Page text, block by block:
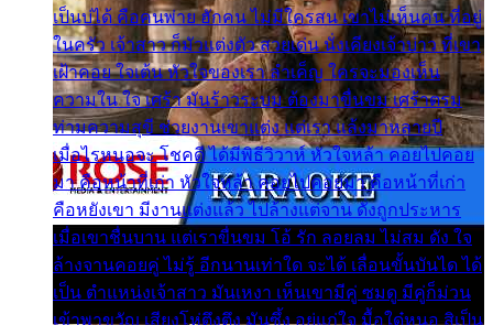
เป็นบ่ได้ คือคนพ่าย ฮักคน ไม่มีใครสน เขาไม่เห็นคน ที่อยู่
ในครัว เจ้าสาว ก็มัวแต่งตัว สวยเด่น นั่งเคียงเจ้าบ่าว ที่เขา
เฝ้าคอย ใจเต้น หัวใจของเรา ลำเค็ญ ใครจะมองเห็น
ความใน ใจ เศร้า มันร้าวระบม ต้องมาขื่นขม เศร้าตรม
ท่ามความสุขี ช่วยงานเขาแต่ง แต่เรา แล้งมาหลายปี
เมื่อไรหนอจะ โชคดี ได้มีพิธีวิวาห์ หัวใจหล้า คอยไปคอย
มา คือหน้าที่เก่า หัวใจหล้า คอยไปคอยมา คือหน้าที่เก่า
คือหยังเขา มีงานแต่งแล้ว ไปล้างแต่จาน ดั่งถูกประหาร
เมื่อเขาชื่นบาน แต่เราขื่นขม โอ้ รัก ลอยลม ไม่สม ดัง ใจ
ล้างจานคอยคู่ ไม่รู้ อีกนานเท่าใด จะได้ เลื่อนขั้นบันได ได้
เป็น ตำแหน่งเจ้าสาว มันเหงา เห็นเขามีคู่ ซมดู มีคู่ก็ม่วน
เข้าพาขวัญ เสียงโห่ตึงตึง มันซึ้ง อยู่แก่ใจ มื้อใด๋หนอ สิเป็น